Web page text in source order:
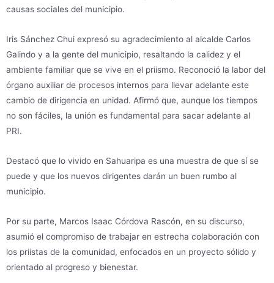
causas sociales del municipio.
Iris Sánchez Chui expresó su agradecimiento al alcalde Carlos
Galindo y a la gente del municipio, resaltando la calidez y el
ambiente familiar que se vive en el priismo. Reconoció la labor del
órgano auxiliar de procesos internos para llevar adelante este
cambio de dirigencia en unidad. Afirmó que, aunque los tiempos
no son fáciles, la unión es fundamental para sacar adelante al
PRI.
Destacó que lo vivido en Sahuaripa es una muestra de que sí se
puede y que los nuevos dirigentes darán un buen rumbo al
municipio.
Por su parte, Marcos Isaac Córdova Rascón, en su discurso,
asumió el compromiso de trabajar en estrecha colaboración con
los priistas de la comunidad, enfocados en un proyecto sólido y
orientado al progreso y bienestar.